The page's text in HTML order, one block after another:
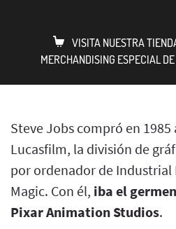
VISITA NUESTRA
MERCHANDISING ESPECIAL DE
Steve Jobs compró en 1985
Lucasfilm, la división de
por ordenador de Industrial
Magic. Con él, iba el
Pixar Animation Studios.